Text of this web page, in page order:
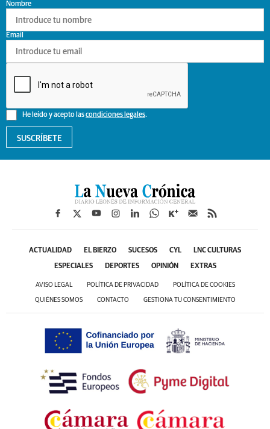
Nombre
He leído y acepto lascondiciones legales.
Email
SUSCRÍBETE
ACTUALIDAD EL BIERZO SUCESOS CYL LNC CULTURAS
ESPECIALES DEPORTES OPINIÓN EXTRAS
AVISO LEGAL POLÍTICA DE PRIVACIDAD POLÍTICA DE COOKIES
QUIÉNES SOMOS CONTACTO GESTIONA TU CONSENTIMIENTO